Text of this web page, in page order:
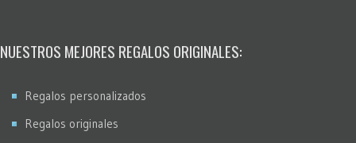
NUESTROS MEJORES REGALOS ORIGINALES:
Regalos personalizados
Regalos originales